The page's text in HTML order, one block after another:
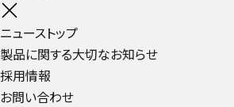
ニューストップ
製品に関する大切なお知らせ
採用情報
お問い合わせ